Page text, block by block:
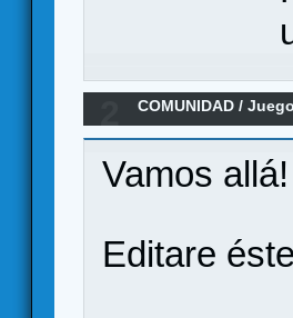
COMUNIDAD /
Vamos allá!
Editare